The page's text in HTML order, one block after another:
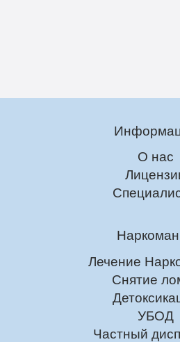
О нас
Лечение
Снятие
УБОД
Частный